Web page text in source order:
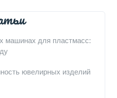
машинах для пластмасс:
ювелирных изделий